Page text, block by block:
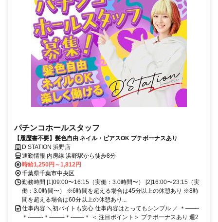
パチンコホールスタッフ
【履歴書不要】髪色自由 ネイル・ピアスOK プチボーナスあり
D’STATION 浜野店
通勤情報 内房線 浜野駅から徒歩8分
時給1,250円～1,812円
千葉県千葉市中央区
勤務時間 [1]09:00〜16:15（実働：3.0時間〜） [2]16:00〜23:15（実
働：3.0時間〜） ※6時間を超える場合は45分以上の休憩あり ※8時
間を超える場合は60分以上の休憩あり...
仕事内容 ＼初バイトも安心 仕事内容はとってもシンプル ／ ＊――-
＊-――-＊-――-＊-――＊ ＜ 注目ポイント＞ プチボーナスあり 週2